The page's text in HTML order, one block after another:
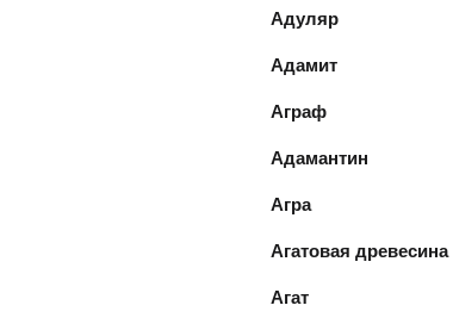
Адуляр
Адамит
Аграф
Адамантин
Агра
Агатовая древесина
Агат